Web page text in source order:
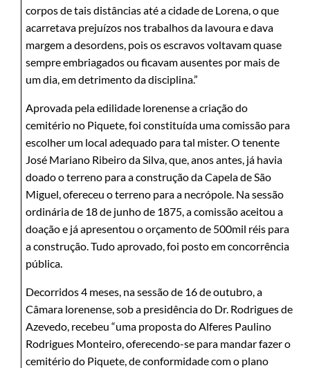
corpos de tais distâncias até a cidade de Lorena, o que
acarretava prejuízos nos trabalhos da lavoura e dava
margem a desordens, pois os escravos voltavam quase
sempre embriagados ou ficavam ausentes por mais de
um dia, em detrimento da disciplina.”
Aprovada pela edilidade lorenense a criação do
cemitério no Piquete, foi constituída uma comissão para
escolher um local adequado para tal mister. O tenente
José Mariano Ribeiro da Silva, que, anos antes, já havia
doado o terreno para a construção da Capela de São
Miguel, ofereceu o terreno para a necrópole. Na sessão
ordinária de 18 de junho de 1875, a comissão aceitou a
doação e já apresentou o orçamento de 500mil réis para
a construção. Tudo aprovado, foi posto em concorrência
pública.
Decorridos 4 meses, na sessão de 16 de outubro, a
Câmara lorenense, sob a presidência do Dr. Rodrigues de
Azevedo, recebeu “uma proposta do Alferes Paulino
Rodrigues Monteiro, oferecendo-se para mandar fazer o
cemitério do Piquete, de conformidade com o plano